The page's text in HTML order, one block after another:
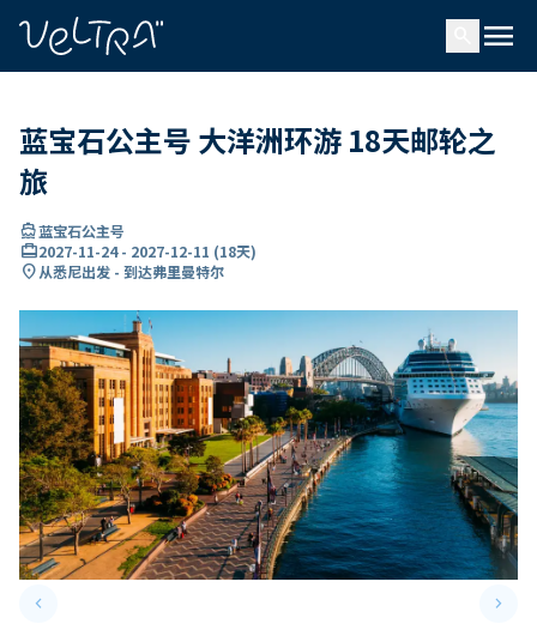
menu
蓝宝石公主号 大洋洲环游 18天邮轮之
旅
directions_boat蓝宝石公主号
card_travel2027-11-24- 2027-12-11 (18天)
location_on从悉尼出发 - 到达弗里曼特尔
keyboard_arrow_leftPrevious slide keyboard_arrow_right